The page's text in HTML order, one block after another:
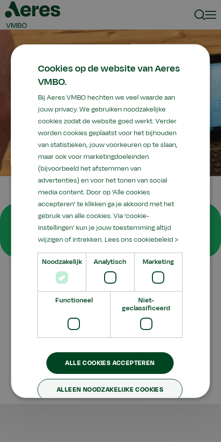
Ondersteuning en
begeleiding
Aeres 2026
Verantwoording
Facebook
Instagram
X
Cookies op de website van Aeres
VMBO.
Bij Aeres VMBO hechten we veel waarde aan
jouw privacy. We gebruiken noodzakelijke
cookies zodat de website goed werkt. Verder
worden cookies geplaatst voor het bijhouden
van statistieken, jouw voorkeuren op te slaan,
maar ook voor marketingdoeleinden
(bijvoorbeeld het afstemmen van
advertenties) en voor het tonen van social
media content. Door op 'Alle cookies
accepteren' te klikken ga je akkoord met het
gebruik van alle cookies. Via ‘cookie-
instellingen’ kun je jouw toestemming altijd
wijzigen of intrekken. Lees ons cookiebeleid >
Noodzakelijk Analytisch Marketing
Functioneel
Niet-
geclassificeerd
ALLE COOKIES ACCEPTEREN
ALLEEN NOODZAKELIJKE COOKIES